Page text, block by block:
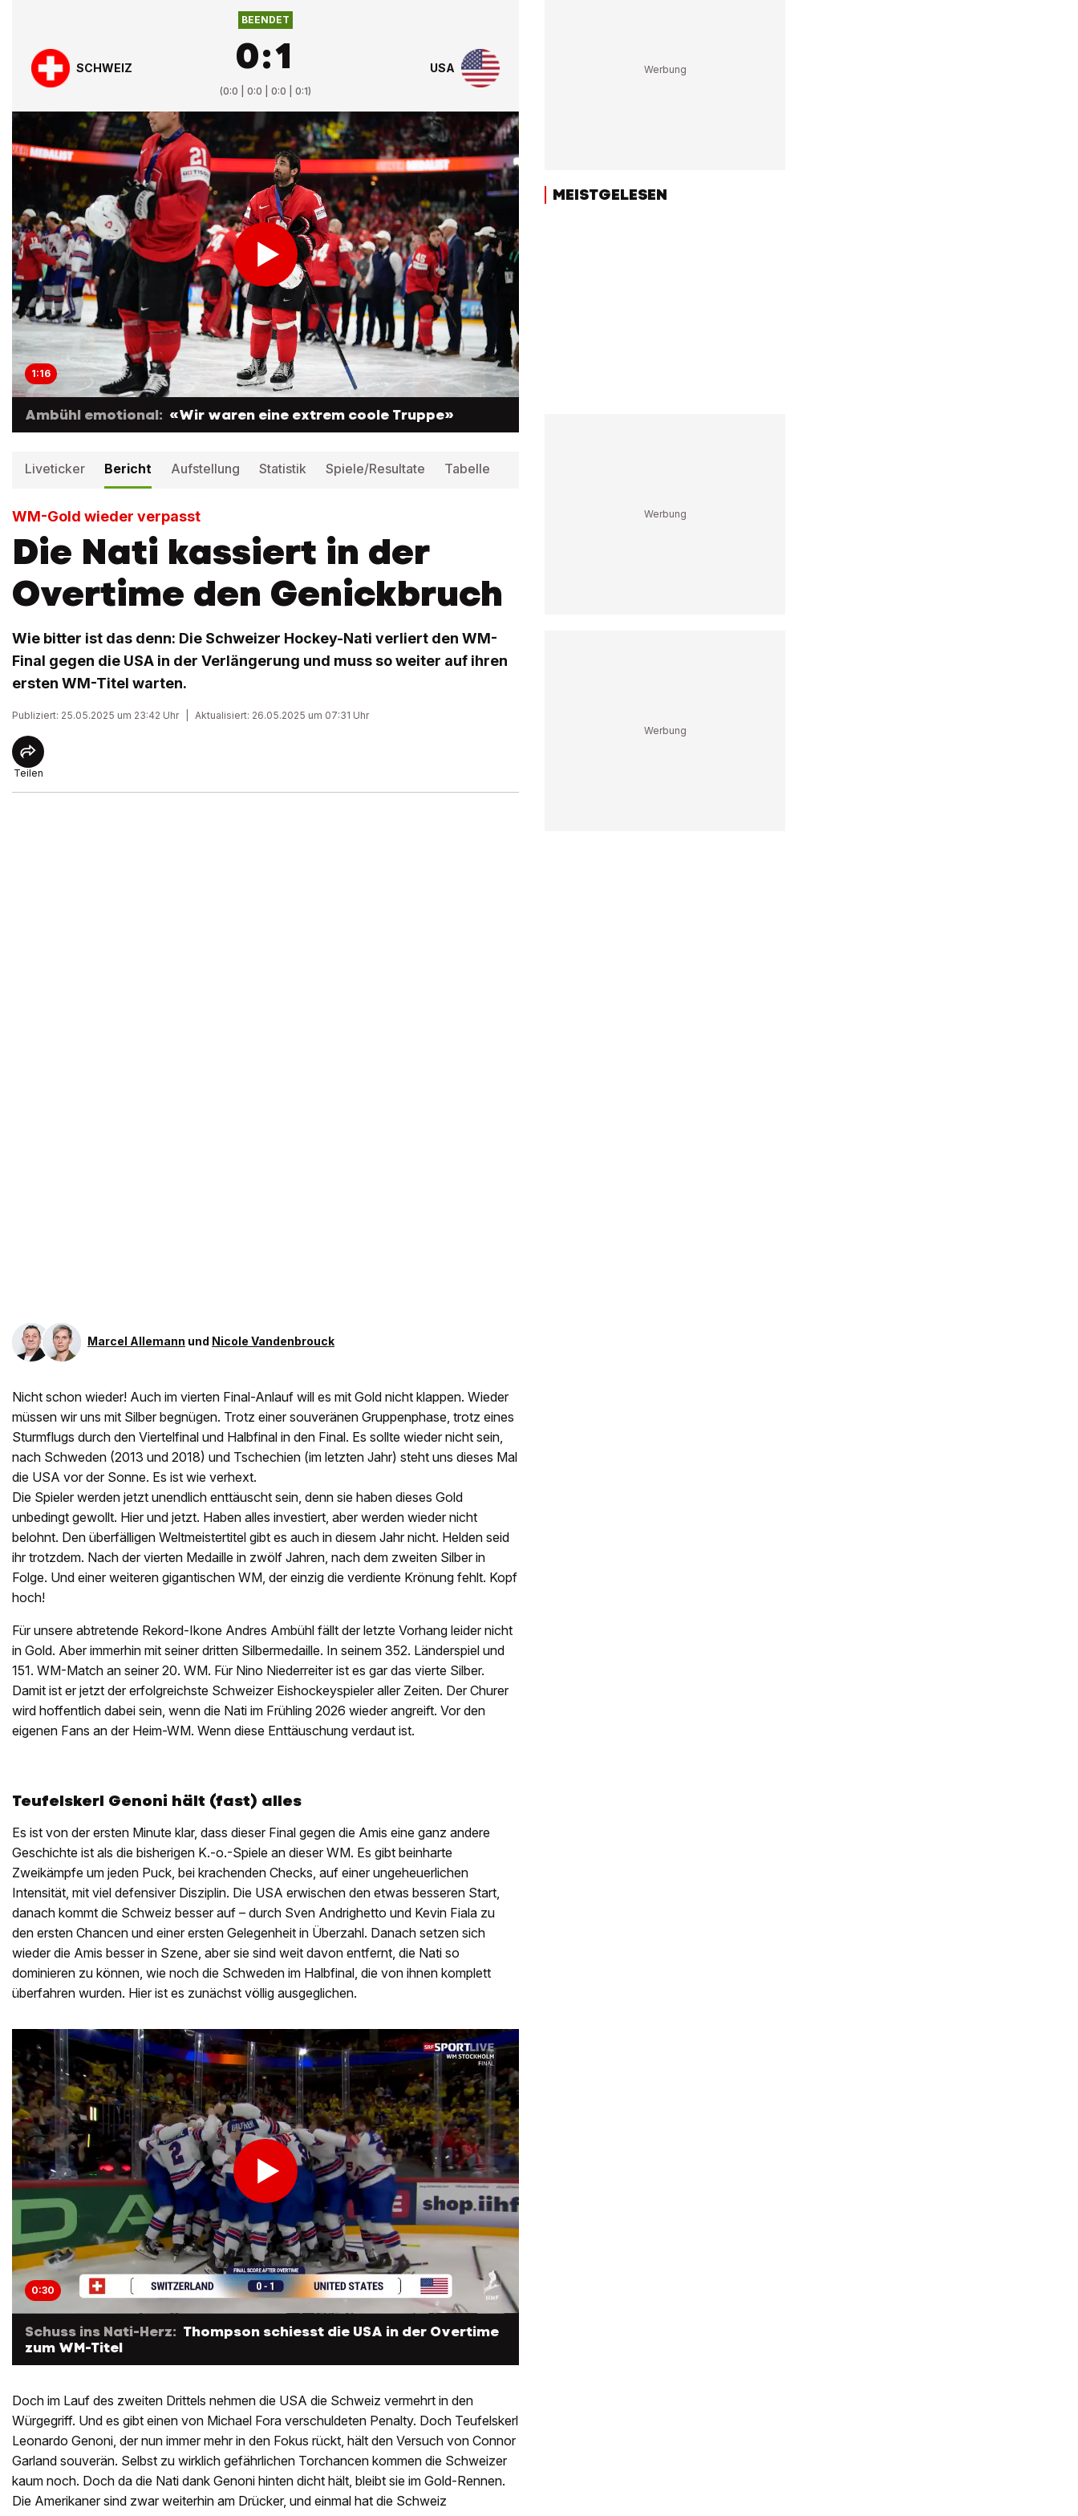
SCHWEIZ
BEENDET
0:1
(0:0 | 0:0 | 0:0 | 0:1)
USA
1:16
Ambühl emotional: «Wir waren eine extrem coole Truppe»
Liveticker Bericht Aufstellung Statistik Spiele/Resultate Tabelle
WM-Gold wieder verpasst
Die Nati kassiert in der
Overtime den Genickbruch
Wie bitter ist das denn: Die Schweizer Hockey-Nati verliert den WM-
Final gegen die USA in der Verlängerung und muss so weiter auf ihren
ersten WM-Titel warten.
Publiziert: 25.05.2025 um 23:42 Uhr Aktualisiert: 26.05.2025 um 07:31 Uhr
Teilen
Marcel Allemann und Nicole Vandenbrouck
Nicht schon wieder! Auch im vierten Final-Anlauf will es mit Gold nicht klappen. Wieder
müssen wir uns mit Silber begnügen. Trotz einer souveränen Gruppenphase, trotz eines
Sturmflugs durch den Viertelfinal und Halbfinal in den Final. Es sollte wieder nicht sein,
nach Schweden (2013 und 2018) und Tschechien (im letzten Jahr) steht uns dieses Mal
die USA vor der Sonne. Es ist wie verhext.
Die Spieler werden jetzt unendlich enttäuscht sein, denn sie haben dieses Gold
unbedingt gewollt. Hier und jetzt. Haben alles investiert, aber werden wieder nicht
belohnt. Den überfälligen Weltmeistertitel gibt es auch in diesem Jahr nicht. Helden seid
ihr trotzdem. Nach der vierten Medaille in zwölf Jahren, nach dem zweiten Silber in
Folge. Und einer weiteren gigantischen WM, der einzig die verdiente Krönung fehlt. Kopf
hoch!
Für unsere abtretende Rekord-Ikone Andres Ambühl fällt der letzte Vorhang leider nicht
in Gold. Aber immerhin mit seiner dritten Silbermedaille. In seinem 352. Länderspiel und
151. WM-Match an seiner 20. WM. Für Nino Niederreiter ist es gar das vierte Silber.
Damit ist er jetzt der erfolgreichste Schweizer Eishockeyspieler aller Zeiten. Der Churer
wird hoffentlich dabei sein, wenn die Nati im Frühling 2026 wieder angreift. Vor den
eigenen Fans an der Heim-WM. Wenn diese Enttäuschung verdaut ist.
Teufelskerl Genoni hält (fast) alles
Es ist von der ersten Minute klar, dass dieser Final gegen die Amis eine ganz andere
Geschichte ist als die bisherigen K.-o.-Spiele an dieser WM. Es gibt beinharte
Zweikämpfe um jeden Puck, bei krachenden Checks, auf einer ungeheuerlichen
Intensität, mit viel defensiver Disziplin. Die USA erwischen den etwas besseren Start,
danach kommt die Schweiz besser auf – durch Sven Andrighetto und Kevin Fiala zu
den ersten Chancen und einer ersten Gelegenheit in Überzahl. Danach setzen sich
wieder die Amis besser in Szene, aber sie sind weit davon entfernt, die Nati so
dominieren zu können, wie noch die Schweden im Halbfinal, die von ihnen komplett
überfahren wurden. Hier ist es zunächst völlig ausgeglichen.
0:30
Schuss ins Nati-Herz: Thompson schiesst die USA in der Overtime
zum WM-Titel
Doch im Lauf des zweiten Drittels nehmen die USA die Schweiz vermehrt in den
Würgegriff. Und es gibt einen von Michael Fora verschuldeten Penalty. Doch Teufelskerl
Leonardo Genoni, der nun immer mehr in den Fokus rückt, hält den Versuch von Connor
Garland souverän. Selbst zu wirklich gefährlichen Torchancen kommen die Schweizer
kaum noch. Doch da die Nati dank Genoni hinten dicht hält, bleibt sie im Gold-Rennen.
Die Amerikaner sind zwar weiterhin am Drücker, und einmal hat die Schweiz
MEISTGELESEN